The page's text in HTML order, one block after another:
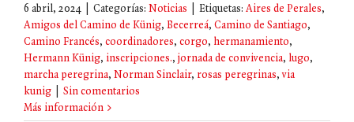
6 abril, 2024 Categorías: Noticias Etiquetas: Aires de Perales,
Amigos del Camino de Künig, Becerreá, Camino de Santiago,
Camino Francés, coordinadores, corgo, hermanamiento,
Hermann Künig, inscripciones., jornada de convivencia, lugo,
marcha peregrina, Norman Sinclair, rosas peregrinas,via
kunig
Sin comentarios
Más información